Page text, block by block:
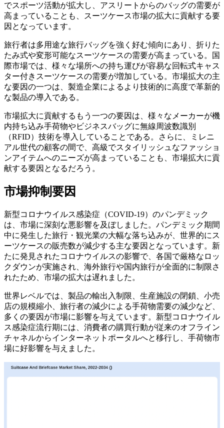
でスポーツ活動が拡大し、アスリートからのバッグの需要が
高まっていることも、スーツケース市場の拡大に貢献する要
因となっています。
旅行者は多用途な旅行バッグを強く好む傾向にあり、折りた
たみ式や変形可能なスーツケースの需要が高まっている。国
際市場では、様々な場所への持ち運びが容易な回転式キャス
ター付きスーツケースの需要が増加している。市場拡大の主
な要因の一つは、製造企業によるより技術的に高度で革新的
な製品の導入である。
市場拡大に貢献するもう一つの要因は、様々なメーカーが機
内持ち込み手荷物やビジネスバッグに無線周波数識別
（RFID）技術を導入していることである。さらに、ミレニ
アル世代の顧客の間で、高級でスタイリッシュなファッショ
ンアイテムへのニーズが高まっていることも、市場拡大に貢
献する要因となるだろう。
市場抑制要因
新型コロナウイルス感染症（COVID-19）のパンデミック
は、市場に深刻な悪影響を及ぼしました。パンデミック期間
中に発生した旅行・観光業の大幅な落ち込みが、世界的にス
ーツケースの販売数が減少する主な要因となっています。新
たに発見されたコロナウイルスの影響で、各国で厳格なロッ
クダウンが実施され、海外旅行や国内旅行が全面的に制限さ
れたため、市場の拡大は遅れました。
世界レベルでは、製品の輸出入制限、生産施設の閉鎖、小売
店の規模縮小、旅行者の減少による手荷物需要の減少など、
多くの要因が市場に影響を与えています。新型コロナウイル
ス感染症流行期には、消費者の購買行動が従来のオフライン
チャネルからインターネットポータルへと移行し、手荷物市
場に好影響を与えました。